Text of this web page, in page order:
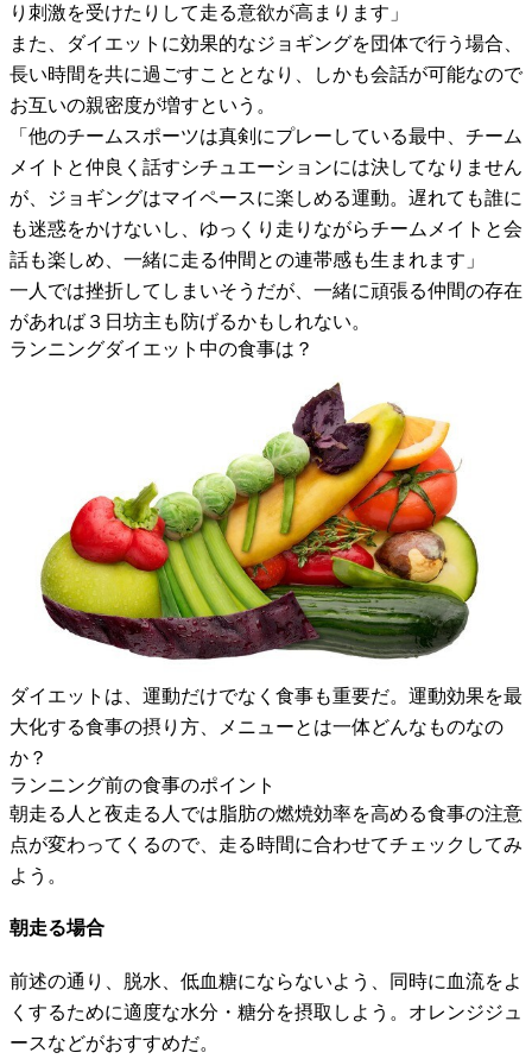
り刺激を受けたりして走る意欲が高まります」
また、ダイエットに効果的なジョギングを団体で行う場合、
長い時間を共に過ごすこととなり、しかも会話が可能なので
お互いの親密度が増すという。
「他のチームスポーツは真剣にプレーしている最中、チーム
メイトと仲良く話すシチュエーションには決してなりません
が、ジョギングはマイペースに楽しめる運動。遅れても誰に
も迷惑をかけないし、ゆっくり走りながらチームメイトと会
話も楽しめ、一緒に走る仲間との連帯感も生まれます」
一人では挫折してしまいそうだが、一緒に頑張る仲間の存在
があれば３日坊主も防げるかもしれない。
ランニングダイエット中の食事は？
ダイエットは、運動だけでなく食事も重要だ。運動効果を最
大化する食事の摂り方、メニューとは一体どんなものなの
か？
ランニング前の食事のポイント
朝走る人と夜走る人では脂肪の燃焼効率を高める食事の注意
点が変わってくるので、走る時間に合わせてチェックしてみ
よう。
朝走る場合
前述の通り、脱水、低血糖にならないよう、同時に血流をよ
くするために適度な水分・糖分を摂取しよう。オレンジジュ
ースなどがおすすめだ。